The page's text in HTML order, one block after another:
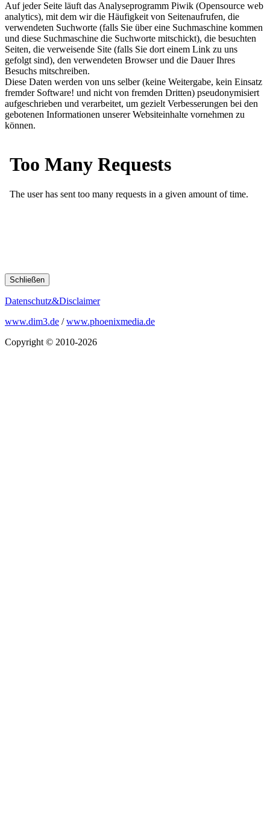
Auf jeder Seite läuft das Analyseprogramm Piwik (Opensource web
analytics), mit dem wir die Häufigkeit von Seitenaufrufen, die
verwendeten Suchworte (falls Sie über eine Suchmaschine kommen
und diese Suchmaschine die Suchworte mitschickt), die besuchten
Seiten, die verweisende Site (falls Sie dort einem Link zu uns
gefolgt sind), den verwendeten Browser und die Dauer Ihres
Besuchs mitschreiben.
Diese Daten werden von uns selber (keine Weitergabe, kein Einsatz
fremder Software! und nicht von fremden Dritten) pseudonymisiert
aufgeschrieben und verarbeitet, um gezielt Verbesserungen bei den
gebotenen Informationen unserer Websiteinhalte vornehmen zu
können.
Schließen
Datenschutz&Disclaimer
www.dim3.de /www.phoenixmedia.de
Copyright © 2010-2026